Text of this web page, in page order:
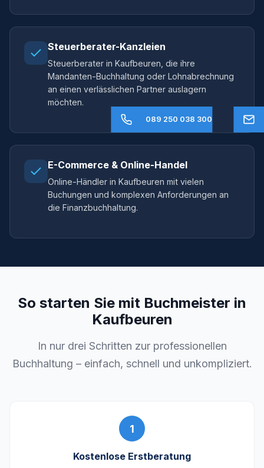
Steuerberater-Kanzleien
Steuerberater in Kaufbeuren, die ihre
Mandanten-Buchhaltung oder Lohnabrechnung
an einen verlässlichen Partner auslagern
möchten.
E-Commerce & Online-Handel
Online-Händler in Kaufbeuren mit vielen
Buchungen und komplexen Anforderungen an
die Finanzbuchhaltung.
So starten Sie mit Buchmeister in
Kaufbeuren
In nur drei Schritten zur professionellen
Buchhaltung – einfach, schnell und unkompliziert.
1
Kostenlose Erstberatung
089 250 038 300